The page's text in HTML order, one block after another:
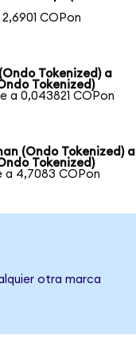
COPon
Tokenized) a
Tokenized)
a 0,043821 COPon
(Ondo Tokenized) a
Tokenized)
a 4,7083 COPon
otra marca